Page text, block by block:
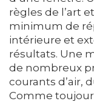
règles de l’art
minimum de
intérieure et
résultats. Une
de nombreux
courants d’air,
Comme